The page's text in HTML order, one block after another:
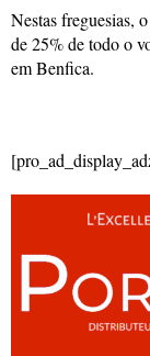
Nestas freguesias,
de 25% de todo o
em Benfica.